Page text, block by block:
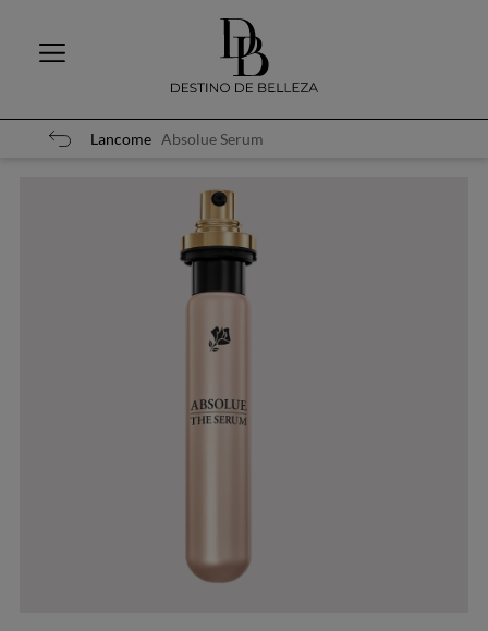
Lancome Absolue Serum